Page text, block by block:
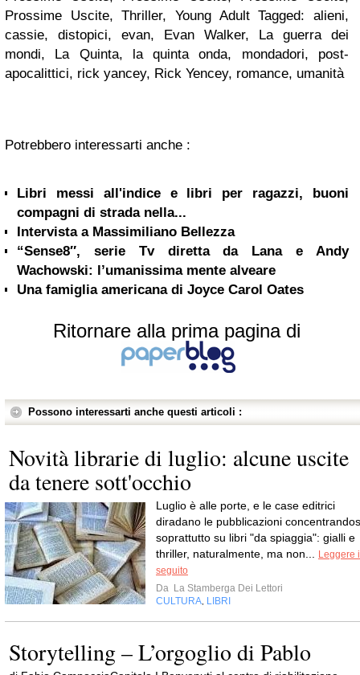
Prossime Uscite, Thriller, Young Adult Tagged: alieni,
cassie, distopici, evan, Evan Walker, La guerra dei
mondi, La Quinta, la quinta onda, mondadori, post-
apocalittici, rick yancey, Rick Yencey, romance, umanità
Potrebbero interessarti anche :
Libri messi all'indice e libri per ragazzi, buoni
compagni di strada nella...
Intervista a Massimiliano Bellezza
“Sense8″, serie Tv diretta da Lana e Andy
Wachowski: l’umanissima mente alveare
Una famiglia americana di Joyce Carol Oates
Ritornare alla prima pagina di
Possono interessarti anche questi articoli :
Novità librarie di luglio: alcune uscite
da tenere sott'occhio
Luglio è alle porte, e le case editrici
diradano le pubblicazioni
soprattutto su libri "da spiaggia": gialli e
thriller, naturalmente, ma non...
Leggere
seguito
Da La Stamberga Dei Lettori
CULTURA LIBRI
Storytelling – L’orgoglio di Pablo